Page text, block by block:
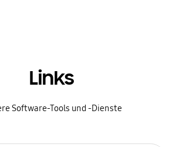
Links
Software-Tools und -Dienste